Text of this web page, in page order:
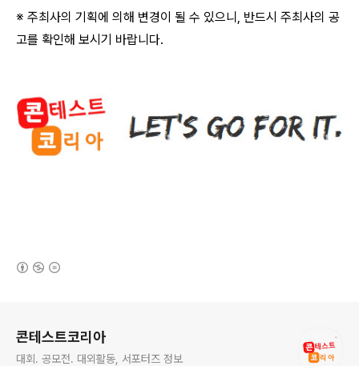
※ 주최사의 기획에 의해 변경이 될 수 있으니, 반드시 주최사의 공
고를 확인해 보시기 바랍니다.
콘테스트코리아
대회. 공모전. 대외활동, 서포터즈 정보